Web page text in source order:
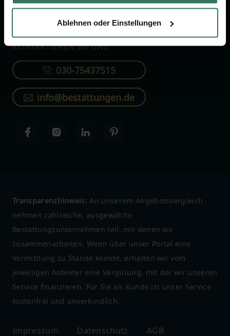
Ablehnen oder Einstellungen
KONTAKTIEREN SIE UNS
030-75437515
info@bestattungen.de
Transparenzhinweis: An unserem Angebotsvergleich
nehmen zahlreiche, ausgewählte
Bestattungsunternehmen teil, mit denen wir
zusammenarbeiten. Wenn über unser Portal eine
Vermittlung zu Stande kommt, erhalten wir vom
jeweiligen Anbieter eine Vergütung, mit der wir unseren
Service finanzieren. Für Sie als Kunde ist unser Service
kostenfrei und unverbindlich.
Impressum Datenschutz AGB